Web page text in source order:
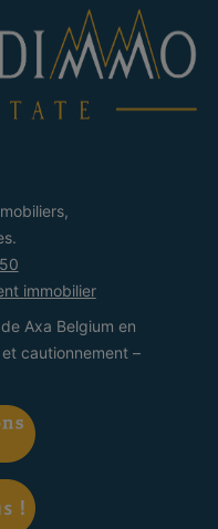
immobilier
Axa Belgium en
cautionnement –